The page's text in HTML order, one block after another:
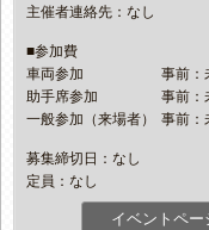
主催者連絡先：なし
■参加費
車両参加
事前：
助手席参加
事前：
一般参加（来場者）
事前：
募集締切日：なし
定員：なし
イベントペー